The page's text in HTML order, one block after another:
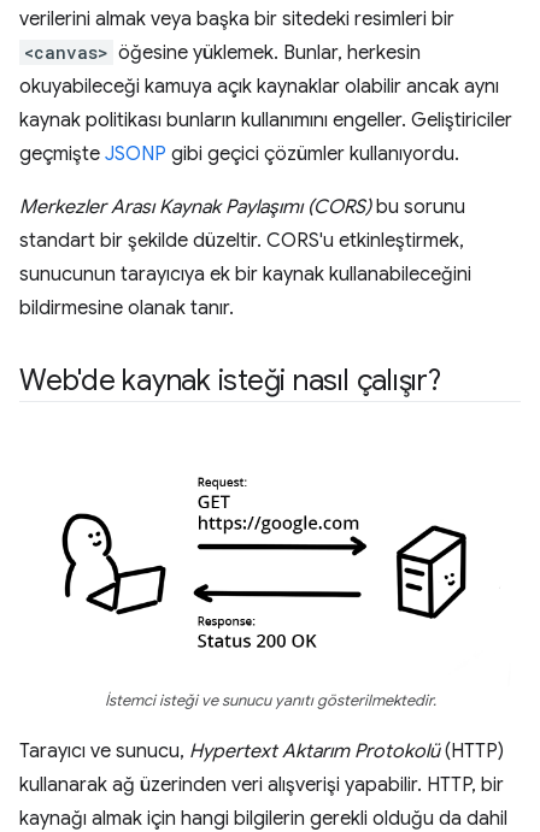
verilerini almak veya başka bir sitedeki resimleri bir
<canvas> öğesine yüklemek. Bunlar, herkesin
okuyabileceği kamuya açık kaynaklar olabilir ancak aynı
kaynak politikası bunların kullanımını engeller. Geliştiriciler
geçmişte JSONP gibi geçici çözümler kullanıyordu.
Merkezler Arası Kaynak Paylaşımı (CORS)bu sorunu
standart bir şekilde düzeltir. CORS'u etkinleştirmek,
sunucunun tarayıcıya ek bir kaynak kullanabileceğini
bildirmesine olanak tanır.
Web'de kaynak isteği nasıl çalışır?
İstemci isteği ve sunucu yanıtı gösterilmektedir.
Tarayıcı ve sunucu, Hypertext Aktarım Protokolü(HTTP)
kullanarak ağ üzerinden veri alışverişi yapabilir. HTTP, bir
kaynağı almak için hangi bilgilerin gerekli olduğu da dahil